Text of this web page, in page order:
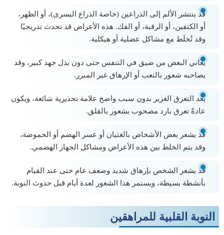
قد ينتشر الألم إلى الذراعين (خاصة الذراع اليسرى)، أو الظهر،
أو الكتفين، أو الرقبة، أو الفك. هذه الأعراض قد تحدث تدريجيًا
وقد تُخلَط مع مشاكل عضلية أو هيكلية.
يعاني البعض من ضيق في التنفس حتى دون بذل جهد كبير، وقد
يصاحبه شعور بالتعب أو الإرهاق غير المبرر.
يعد التعرق الغزير بدون سبب واضح علامة تحذيرية شائعة، ويكون
عادةً تعرق بارد مصحوب بشعور بالقلق.
قد يشعر بعض الأشخاص بالغثيان أو عسر الهضم أو الحموضة،
وقد يتم الخلط بين هذه الأعراض ومشاكل الجهاز الهضمي.
قد يشعر الشخص بإرهاق شديد وضعف عام حتى عند القيام
بأنشطة بسيطة، ويستمر هذا الشعور لعدة أيام قبل حدوث النوبة.
النوبة القلبية للمراهقين